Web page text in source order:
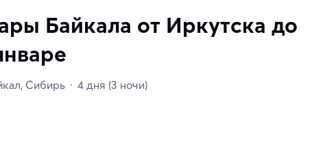
Байкала от Иркутска до
Сибирь 4 дня (3 ночи)